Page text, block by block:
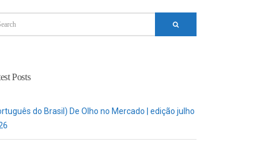
Posts
do Brasil) De Olho no Mercado | edição julho